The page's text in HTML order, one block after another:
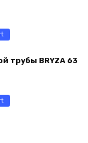
трубы BRYZA 63